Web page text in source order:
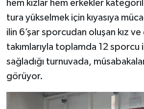
hem kızlar hem erkekler
tura yükselmek için kıyasıya
ilin 6’şar sporcudan oluşan kız
takımlarıyla toplamda 12 sporcu
sağladığı turnuvada,
görüyor.